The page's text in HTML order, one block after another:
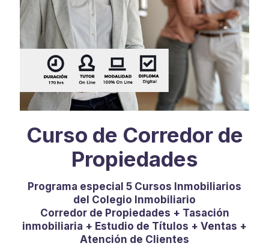
Curso de Corredor de
Propiedades
Programa especial 5 Cursos Inmobiliarios
del Colegio Inmobiliario
Corredor de Propiedades + Tasación
inmobiliaria + Estudio de Títulos + Ventas +
Atención de Clientes